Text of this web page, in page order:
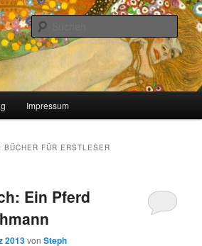
was man selber machen kann
Impressum
BÜCHER FÜR ERSTLESER
Ein Pferd
2013vonSteph